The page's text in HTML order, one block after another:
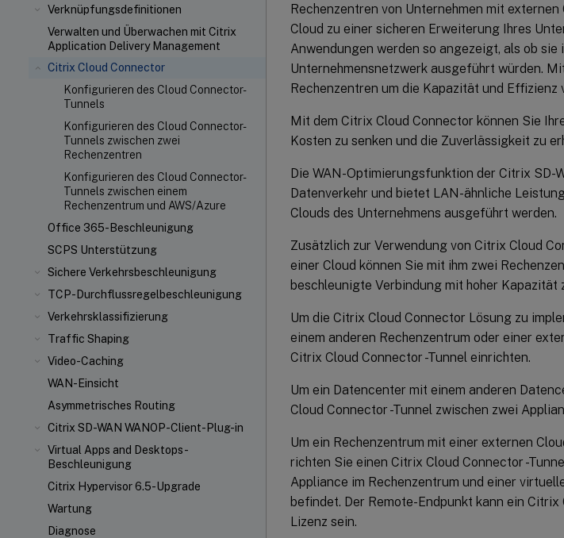
Verknüpfungsdefinitionen
Verwalten und Überwachen mit Citrix
Application Delivery Management
Citrix Cloud Connector
Konfigurieren des Cloud Connector-
Tunnels
Konfigurieren des Cloud Connector-
Tunnels zwischen zwei
Rechenzentren
Konfigurieren des Cloud Connector-
Tunnels zwischen einem
Rechenzentrum und AWS/Azure
Office 365-Beschleunigung
SCPS Unterstützung
Sichere Verkehrsbeschleunigung
TCP-Durchflussregelbeschleunigung
Verkehrsklassifizierung
Traffic Shaping
Video-Caching
WAN-Einsicht
Asymmetrisches Routing
Citrix SD-WAN WANOP-Client-Plug-in
Virtual Apps and Desktops-
Beschleunigung
Citrix Hypervisor 6.5-Upgrade
Wartung
Diagnose
Rechenzentren von Unternehmen mit
Cloud zu einer sicheren Erweiterung Ihres
Anwendungen werden so angezeigt, als ob sie
Unternehmensnetzwerk ausgeführt würden.
Rechenzentren um die Kapazität und
Mit dem Citrix Cloud Connector können Sie
Kosten zu senken und die Zuverlässigkeit zu
Die WAN-Optimierungsfunktion der Citrix SD-
Datenverkehr und bietet LAN-ähnliche
Clouds des Unternehmens ausgeführt werden.
Zusätzlich zur Verwendung von Citrix Cloud
einer Cloud können Sie mit ihm zwei
beschleunigte Verbindung mit hoher Kapazität
Um die Citrix Cloud Connector Lösung zu
einem anderen Rechenzentrum oder einer
Citrix Cloud Connector -Tunnel einrichten.
Um ein Datencenter mit einem anderen
Cloud Connector -Tunnel zwischen zwei
Um ein Rechenzentrum mit einer externen
richten Sie einen Citrix Cloud Connector -
Appliance im Rechenzentrum und einer
befindet. Der Remote-Endpunkt kann ein
Lizenz sein.